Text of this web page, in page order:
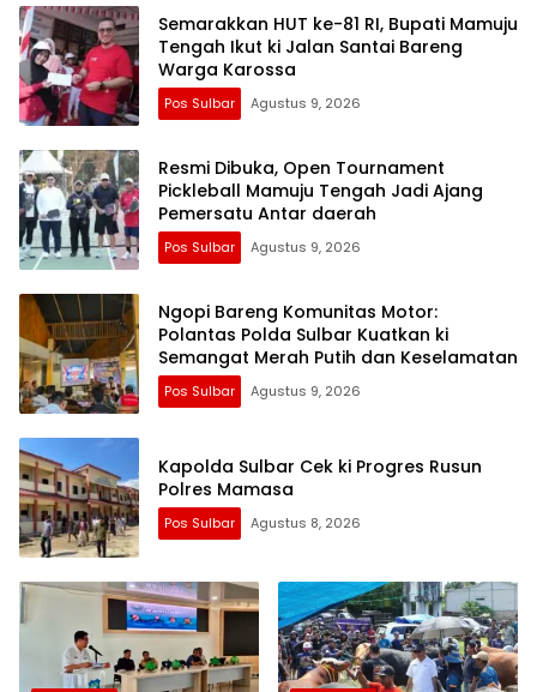
Semarakkan HUT ke-81 RI, Bupati Mamuju
Tengah Ikut ki Jalan Santai Bareng
Warga Karossa
Pos Sulbar Agustus 9, 2026
Resmi Dibuka, Open Tournament
Pickleball Mamuju Tengah Jadi Ajang
Pemersatu Antar daerah
Pos Sulbar Agustus 9, 2026
Ngopi Bareng Komunitas Motor:
Polantas Polda Sulbar Kuatkan ki
Semangat Merah Putih dan Keselamatan
Pos Sulbar Agustus 9, 2026
Kapolda Sulbar Cek ki Progres Rusun
Polres Mamasa
Pos Sulbar Agustus 8, 2026